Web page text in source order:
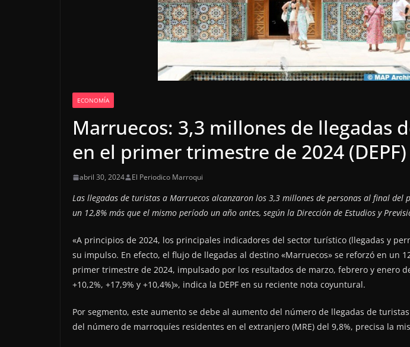
ECONOMÍA
Marruecos: 3,3 millones de llegadas
en el primer trimestre de 2024 (DEPF)
abril 30, 2024 El Periodico Marroqui
Las llegadas de turistas a Marruecos alcanzaron los 3,3 millones de personas al final del
un 12,8% más que el mismo período un año antes, según la Dirección de Estudios y
«A principios de 2024, los principales indicadores del sector turístico (llegadas y
su impulso. En efecto, el flujo de llegadas al destino «Marruecos» se reforzó en un
primer trimestre de 2024, impulsado por los resultados de marzo, febrero y enero
+10,2%, +17,9% y +10,4%)», indica la DEPF en su reciente nota coyuntural.
Por segmento, este aumento se debe al aumento del número de llegadas de
del número de marroquíes residentes en el extranjero (MRE) del 9,8%, precisa la